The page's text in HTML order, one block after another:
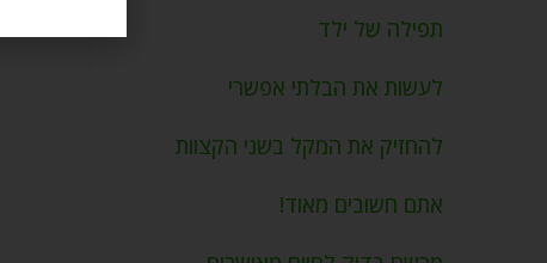
תפילה של ילד
לעשות את הבלתי אפשרי
להחזיק את המקל בשני הקצוות
אתם חשובים מאוד!